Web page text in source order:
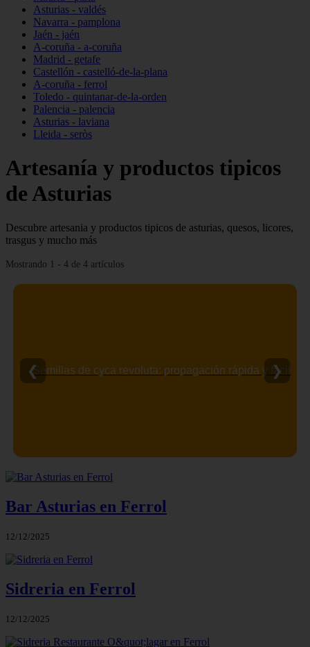
Asturias - valdés
Navarra - pamplona
Jaén - jaén
A-coruña - a-coruña
Madrid - getafe
Castellón - castelló-de-la-plana
A-coruña - ferrol
Toledo - quintanar-de-la-orden
Palencia - palencia
Asturias - laviana
Lleida - seròs
Artesanía y productos tipicos
de Asturias
Descubre artesania y productos tipicos de asturias, quesos, licores,
trasgus y mucho más
Mostrando 1 - 4 de 4 artículos
Semillas de cyca revoluta: propagación rápida y fácil
❮ ❯
Bar Asturias en Ferrol
12/12/2025
Sidreria en Ferrol
12/12/2025